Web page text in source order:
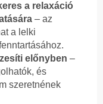
a relaxáció
– az
a lelki
előnyben –
és
szeretnének